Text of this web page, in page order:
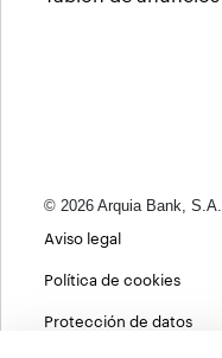
© 2026 Arquia Bank, S.A.
Aviso legal
Política de cookies
Protección de datos